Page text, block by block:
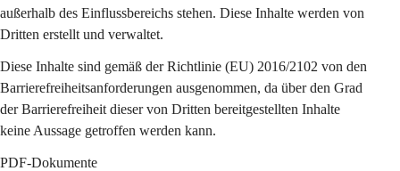
außerhalb des Einflussbereichs stehen. Diese Inhalte werden von
Dritten erstellt und verwaltet.
Diese Inhalte sind gemäß der Richtlinie (EU) 2016/2102 von den
Barrierefreiheitsanforderungen ausgenommen, da über den Grad
der Barrierefreiheit dieser von Dritten bereitgestellten Inhalte
keine Aussage getroffen werden kann.
PDF-Dokumente